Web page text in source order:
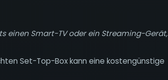
einen Smart-TV oder ein Streaming-Gerät,
Set-Top-Box kann eine kostengünstige